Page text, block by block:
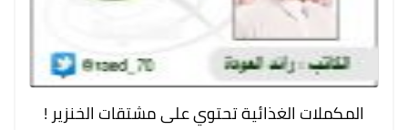
المكملات الغذائية تحتوي على مشتقات الخنزير !